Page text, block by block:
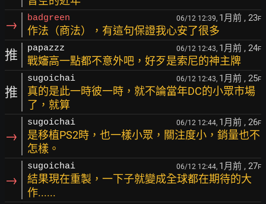
→ badgreen 06/12 12:39, 1月前 , 23F
作法（商法），有這句保證我心安了很多
推 papazzz 06/12 12:43, 1月前 , 24F
戰嬸高一點都不意外吧，好歹是索尼的神主牌
推
sugoichai 06/12 12:43, 1月前 , 25F
真的是此一時彼一時，就不論當年DC的小眾市場
了，就算
→
sugoichai 06/12 12:44, 1月前 , 26F
是移植PS2時，也一樣小眾，關注度小，銷量也不
怎樣。
→
sugoichai 06/12 12:44, 1月前 , 27F
結果現在重製，一下子就變成全球都在期待的大
作......